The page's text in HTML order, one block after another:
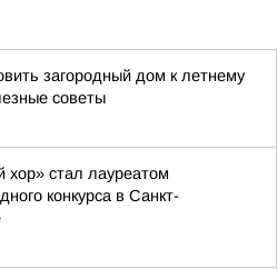
загородный дом к летнему
советы
хор» стал лауреатом
конкурса в Санкт-